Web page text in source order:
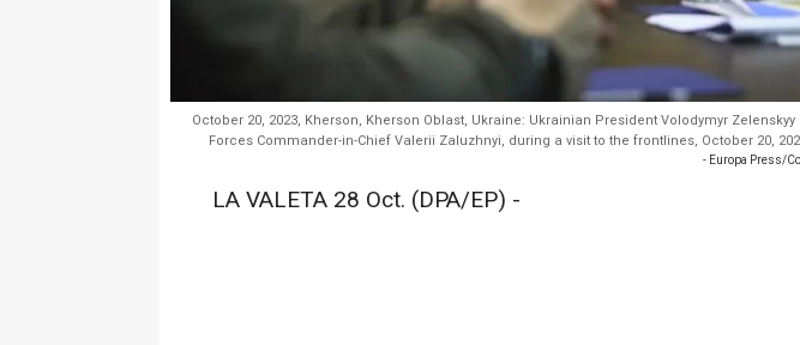
October 20, 2023, Kherson, Kherson Oblast, Ukraine: Ukrainian President Volodymyr
Forces Commander-in-Chief Valerii Zaluzhnyi, during a visit to the frontlines, October 20,
- Europa Press/
LA VALETA 28 Oct. (DPA/EP) -